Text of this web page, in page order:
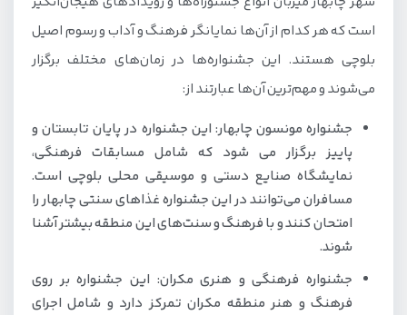
است که هر کدام از آن‌ها نمایانگر فرهنگ و آداب و رسوم اصیل
بلوچی هستند. این جشنواره‌ها در زمان‌های مختلف برگزار
می‌شوند و مهم‌ترین آن‌ها عبارتند از:
جشنواره مونسون چابهار: این جشنواره در پایان تابستان و
پاییز برگزار می شود که شامل مسابقات فرهنگی،
نمایشگاه صنایع دستی و موسیقی محلی بلوچی است.
مسافران می‌توانند در این جشنواره غذاهای سنتی چابهار را
امتحان کنند و با فرهنگ و سنت‌های این منطقه بیشتر آشنا
شوند.
جشنواره فرهنگی و هنری مکران: این جشنواره بر روی
فرهنگ و هنر منطقه مکران تمرکز دارد و شامل اجرای